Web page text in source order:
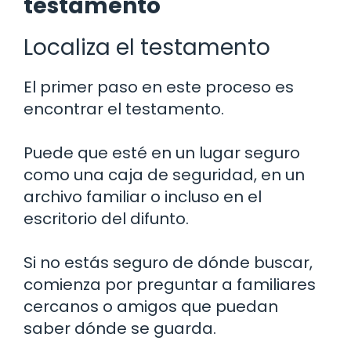
Localiza el testamento
El primer paso en este proceso es
encontrar el testamento.
Puede que esté en un lugar seguro
como una caja de seguridad, en un
archivo familiar o incluso en el
escritorio del difunto.
Si no estás seguro de dónde buscar,
comienza por preguntar a familiares
cercanos o amigos que puedan
saber dónde se guarda.